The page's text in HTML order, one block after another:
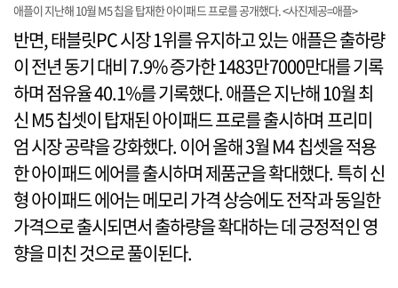
애플이 지난해 10월 M5 칩을 탑재한 아이패드 프로를 공개했다. <사진제공=애플>
반면, 태블릿PC 시장 1위를 유지하고 있는 애플은 출하량
이 전년 동기 대비 7.9% 증가한 1483만7000만대를 기록
하며 점유율 40.1%를 기록했다. 애플은 지난해 10월 최
신 M5 칩셋이 탑재된 아이패드 프로를 출시하며 프리미
엄 시장 공략을 강화했다. 이어 올해 3월 M4 칩셋을 적용
한 아이패드 에어를 출시하며 제품군을 확대했다. 특히 신
형 아이패드 에어는 메모리 가격 상승에도 전작과 동일한
가격으로 출시되면서 출하량을 확대하는 데 긍정적인 영
향을 미친 것으로 풀이된다.